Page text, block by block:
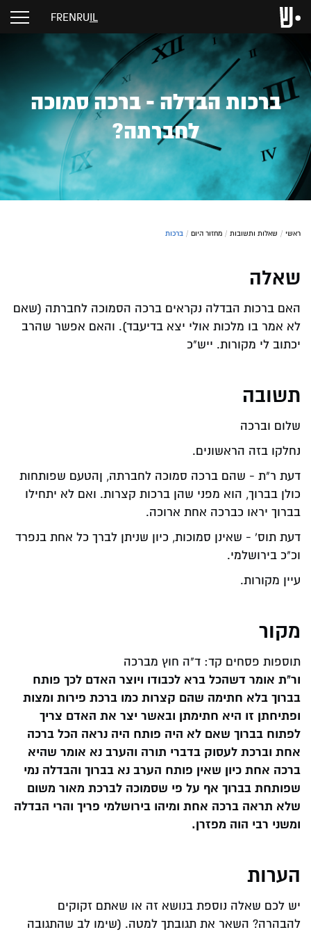
IL
RU
EN
FR
ברכות הבדלה - ברכה סמוכה
לחברתה?
ראשי / שאלות ותשובות / מחזור היום / ברכות
שאלה
האם ברכות הבדלה נקראים ברכה הסמוכה לחברתה (שאם
לא אמר בו מלכות אולי יצא בדיעבד). והאם אפשר שהרב
יכתוב לי מקורות. ייש"כ
תשובה
שלום וברכה
נחלקו בזה הראשונים.
דעת ר"ת - שהם ברכה סמוכה לחברתה, ןהטעם שפותחות
כולן בברוך, הוא מפני שהן ברכות קצרות. ואם לא יתחילו
בברוך יראו כברכה אחת ארוכה.
דעת תוס' - שאינן סמוכות, כיון שניתן לברך כל אחת בנפרד
וכ"כ בירושלמי.
עיין מקורות.
מקור
תוספות פסחים קד: ד"ה חוץ מברכה
ור"ת אומר דשהכל ברא לכבודו ויוצר האדם לכך פותח
בברוך בלא חתימה שהם קצרות כמו ברכת פירות ומצות
ופתיחתן זו היא חתימתן ובאשר יצר את האדם צריך
לפתוח בברוך שאם לא היה פותח היה נראה הכל ברכה
אחת וברכת לעסוק בדברי תורה והערב נא אומר שהיא
ברכה אחת כיון שאין פותח הערב נא בברוך והבדלה נמי
שפותחת בברוך אף על פי שסמוכה לברכת מאור משום
שלא תראה ברכה אחת ומיהו בירושלמי פריך והרי הבדלה
ומשני רבי הוה מפזרן.
הערות
יש לכם שאלה נוספת בנושא זה או שאתם זקוקים
להבהרה? השאר את תגובתך למטה. (שימו לב שהתגובה